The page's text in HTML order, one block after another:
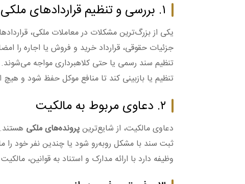
۱. بررسی و تنظیم قراردادهای ملکی
یکی از بزرگ‌ترین مشکلات در معاملات ملکی،
جزئیات حقوقی، قرارداد خرید و فروش یا اجاره را
تنظیم سند رسمی یا حتی کلاهبرداری مواجه
تنظیم یا بازبینی کند تا منافع موکل حفظ شود و هیچ
۲. دعاوی مربوط به مالکیت
دعاوی مالکیت، از شایع‌ترینپرونده‌های ملکی
ثبت سند با مشکل روبه‌رو شود یا چندین نفر خود
وظیفه دارد با ارائه مدارک و استناد به قوانین،